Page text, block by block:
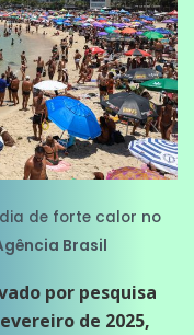
de forte calor no
Brasil
por pesquisa
de 2025,